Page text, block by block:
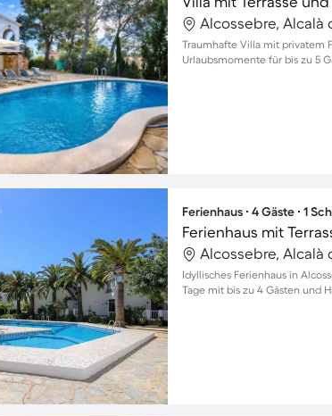
Alcossebre, Alcalà
Traumhafte Villa mit privatem
Urlaubsmomente für bis zu 5
Ferienhaus ∙ 4 Gäste ∙ 1
Alcossebre, Alcalà
Idyllisches Ferienhaus in
Tage mit bis zu 4 Gästen und